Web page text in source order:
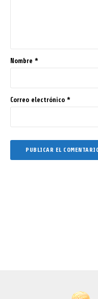
Nombre *
Correo electrónico *